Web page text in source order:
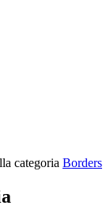
categoria Borders